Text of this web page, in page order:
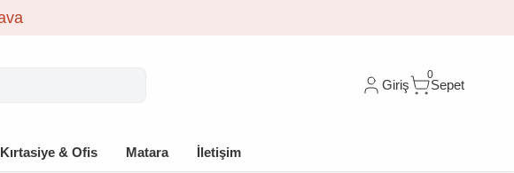
Giriş
0
Sepet
Kırtasiye & Ofis Matara İletişim